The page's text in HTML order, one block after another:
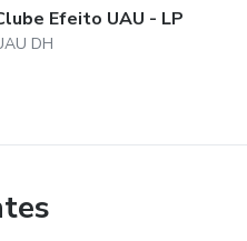
Efeito UAU - LP
DH